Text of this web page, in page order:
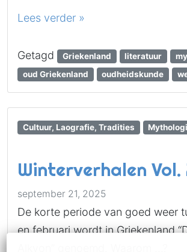
Lees verder »
Getagd Griekenland literatuur
oud Griekenland
oudheidskunde
Cultuur, Laografie, Tradities
Winterverhalen Vol.
september 21, 2025
De korte periode van goed weer
en februari wordt in Griekenland